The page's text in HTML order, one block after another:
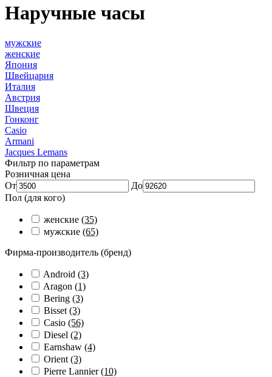
Наручные часы
мужские
женские
Япония
Швейцария
Италия
Австрия
Швеция
Гонконг
Casio
Armani
Jacques Lemans
Фильтр по параметрам
Розничная цена
От
До
Пол (для кого)
женские (35)
мужские (65)
Фирма-производитель (бренд)
Android (3)
Aragon (1)
Bering (3)
Bisset (3)
Casio (56)
Diesel (2)
Earnshaw (4)
Orient (3)
Pierre Lannier(10)